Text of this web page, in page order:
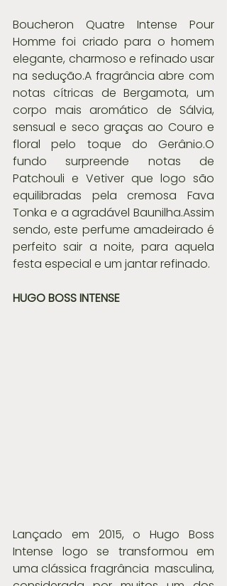
Boucheron Quatre Intense Pour
Homme foi criado para o homem
elegante, charmoso e refinado usar
na sedução.A fragrância abre com
notas cítricas de Bergamota, um
corpo mais aromático de Sálvia,
sensual e seco graças ao Couro e
floral pelo toque do Gerânio.O
fundo surpreende notas de
Patchouli e Vetiver que logo são
equilibradas pela cremosa Fava
Tonka e a agradável Baunilha.Assim
sendo, este perfume amadeirado é
perfeito sair a noite, para aquela
festa especial e um jantar refinado.
HUGO BOSS INTENSE
Lançado em 2015, o Hugo Boss
Intense logo se transformou em
uma clássica fragrância  masculina,